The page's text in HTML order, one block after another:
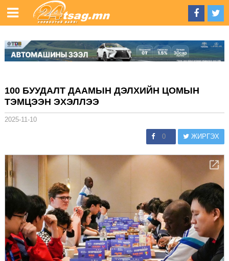
100 БУУДАЛТ ДААМЫН ДЭЛХИЙН ЦОМЫН
ТЭМЦЭЭН ЭХЭЛЛЭЭ
2025-11-10
0 ЖИРГЭХ